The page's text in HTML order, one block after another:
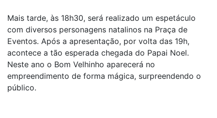
Mais tarde, às 18h30, será realizado um espetáculo
com diversos personagens natalinos na Praça de
Eventos. Após a apresentação, por volta das 19h,
acontece a tão esperada chegada do Papai Noel.
Neste ano o Bom Velhinho aparecerá no
empreendimento de forma mágica, surpreendendo o
público.